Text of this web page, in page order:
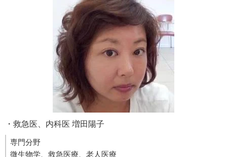
・救急医、内科医 増田陽子
専門分野
微生物学、救急医療、老人医療